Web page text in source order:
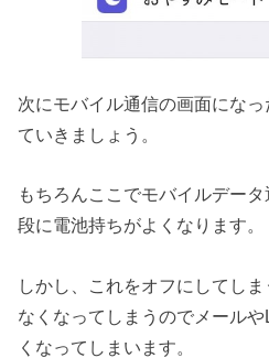
次にモバイル通信の画面にな
ていきましょう。
もちろんここでモバイルデー
段に電池持ちがよくなります。
しかし、これをオフにしてし
なくなってしまうのでメール
くなってしまいます。